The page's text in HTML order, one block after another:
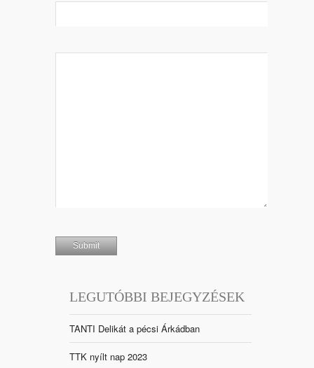
LEGUTÓBBI BEJEGYZÉSEK
TANTI Delikát a pécsi Árkádban
TTK nyílt nap 2023